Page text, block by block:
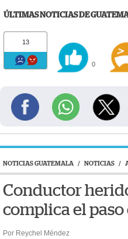
ÚLTIMAS NOTICIAS DE
13
0
NOTICIAS GUATEMALA / NOTICIAS /
Conductor
complica el
Por Reychel Méndez